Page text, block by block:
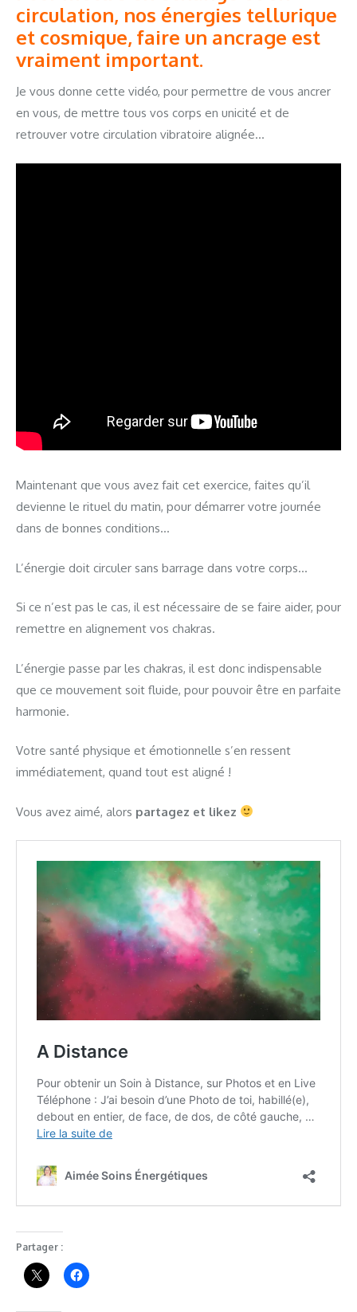
circulation, nos énergies tellurique
et cosmique, faire un ancrage est
vraiment important.
Je vous donne cette vidéo, pour permettre de vous ancrer
en vous, de mettre tous vos corps en unicité et de
retrouver votre circulation vibratoire alignée…
Maintenant que vous avez fait cet exercice, faites qu’il
devienne le rituel du matin, pour démarrer votre journée
dans de bonnes conditions…
L’énergie doit circuler sans barrage dans votre corps…
Si ce n’est pas le cas, il est nécessaire de se faire aider, pour
remettre en alignement vos chakras.
L’énergie passe par les chakras, il est donc indispensable
que ce mouvement soit fluide, pour pouvoir être en parfaite
harmonie.
Votre santé physique et émotionnelle s’en ressent
immédiatement, quand tout est aligné !
Vous avez aimé, alors partagez et likez
Partager :